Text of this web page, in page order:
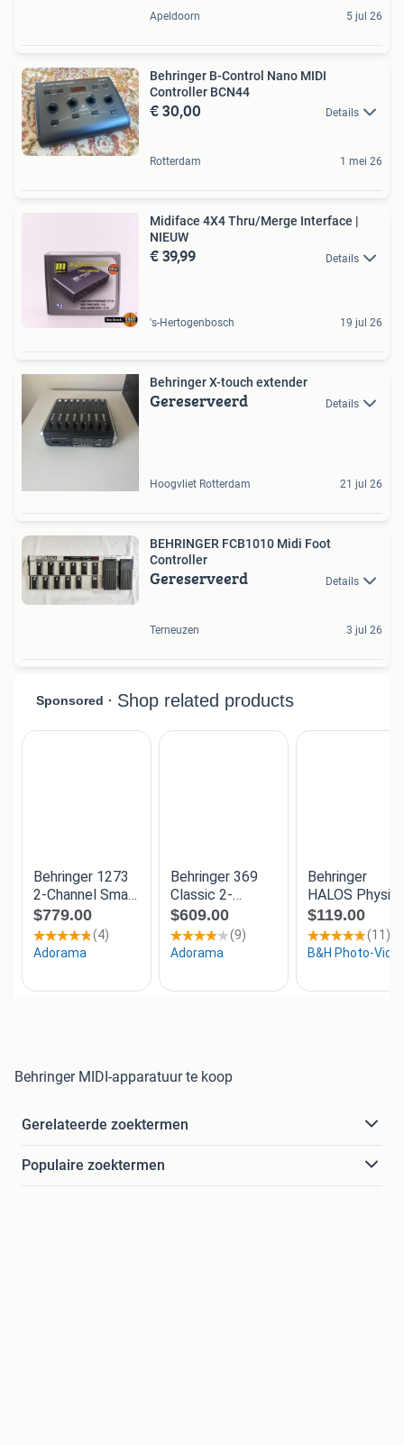
Apeldoorn 5 jul 26
Behringer B-Control Nano MIDI
Controller BCN44
€ 30,00 Details
Rotterdam 1 mei 26
Midiface 4X4 Thru/Merge Interface |
NIEUW
€ 39,99 Details
's-Hertogenbosch 19 jul 26
Behringer X-touch extender
Gereserveerd Details
Hoogvliet Rotterdam 21 jul 26
BEHRINGER FCB1010 Midi Foot
Controller
Gereserveerd Details
Terneuzen 3 jul 26
Behringer MIDI-apparatuur te koop
Gerelateerde zoektermen
Populaire zoektermen